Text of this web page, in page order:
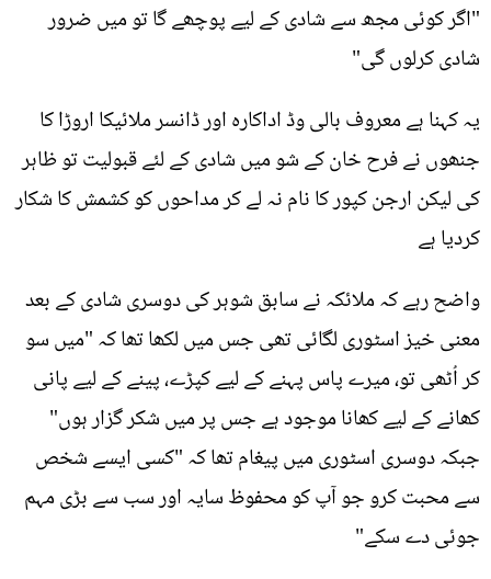
"اگر کوئی مجھ سے شادی کے لیے پوچھے گا تو میں ضرور
شادی کرلوں گی"
یہ کہنا ہے معروف بالی وڈ اداکارہ اور ڈانسر ملائیکا اروڑا کا
جنھوں نے فرح خان کے شو میں شادی کے لئے قبولیت تو ظاہر
کی لیکن ارجن کپور کا نام نہ لے کر مداحوں کو کشمش کا شکار
کردیا ہے
واضح رہے کہ ملائکہ نے سابق شوہر کی دوسری شادی کے بعد
معنی خیز اسٹوری لگائی تھی جس میں لکھا تھا کہ "میں سو
کر اُٹھی تو، میرے پاس پہنے کے لیے کپڑے، پینے کے لیے پانی
کھانے کے لیے کھانا موجود ہے جس پر میں شکر گزار ہوں"
جبکہ دوسری اسٹوری میں پیغام تھا کہ "کسی ایسے شخص
سے محبت کرو جو آپ کو محفوظ سایہ اور سب سے بڑی مہم
جوئی دے سکے"